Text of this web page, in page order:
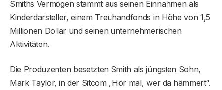
Smiths Vermögen stammt aus seinen Einnahmen als
Kinderdarsteller, einem Treuhandfonds in Höhe von 1,5
Millionen Dollar und seinen unternehmerischen
Aktivitäten.
Die Produzenten besetzten Smith als jüngsten Sohn,
Mark Taylor, in der Sitcom „Hör mal, wer da hämmert“.